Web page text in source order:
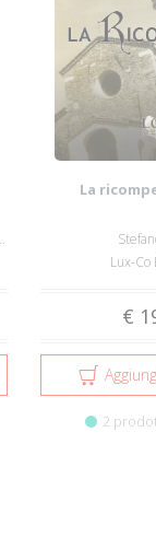
Lucchini; And...
La
Lux-Co
€
2